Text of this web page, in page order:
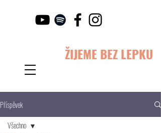
ŽIJEME BEZ LEPKU
Příspěvek
Všechno